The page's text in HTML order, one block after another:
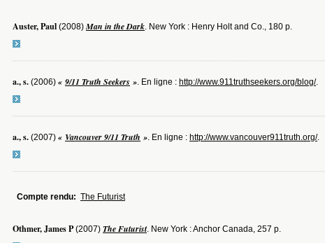
Auster, Paul (2008)Man in the Dark. New York : Henry Holt and Co., 180 p.
a., s. (2006) « 9/11 Truth Seekers ». En ligne : http://www.911truthseekers.org/blog/.
a., s. (2007) « Vancouver 9/11 Truth ». En ligne : http://www.vancouver911truth.org/.
Compte rendu: The Futurist
Othmer, James P(2007) The Futurist. New York : Anchor Canada, 257 p.